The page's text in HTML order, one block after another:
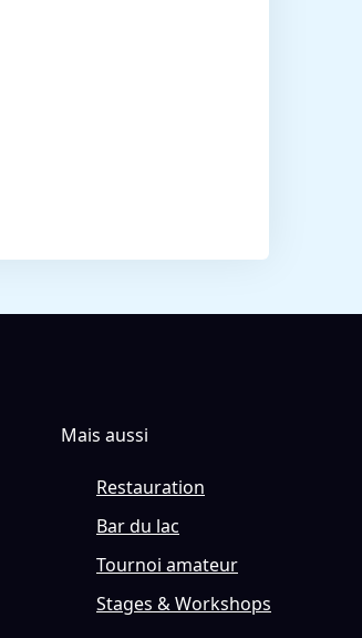
Mais aussi
Restauration
Bar du lac
Tournoi amateur
Stages & Workshops